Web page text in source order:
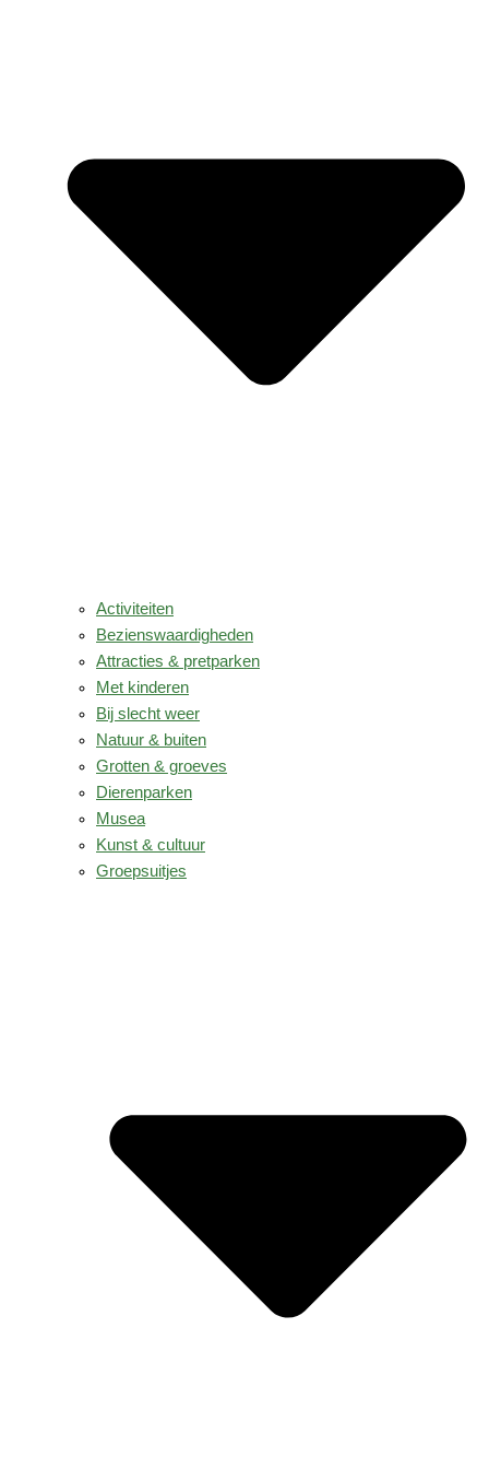
Activiteiten
Bezienswaardigheden
Attracties & pretparken
Met kinderen
Bij slecht weer
Natuur & buiten
Grotten & groeves
Dierenparken
Musea
Kunst & cultuur
Groepsuitjes